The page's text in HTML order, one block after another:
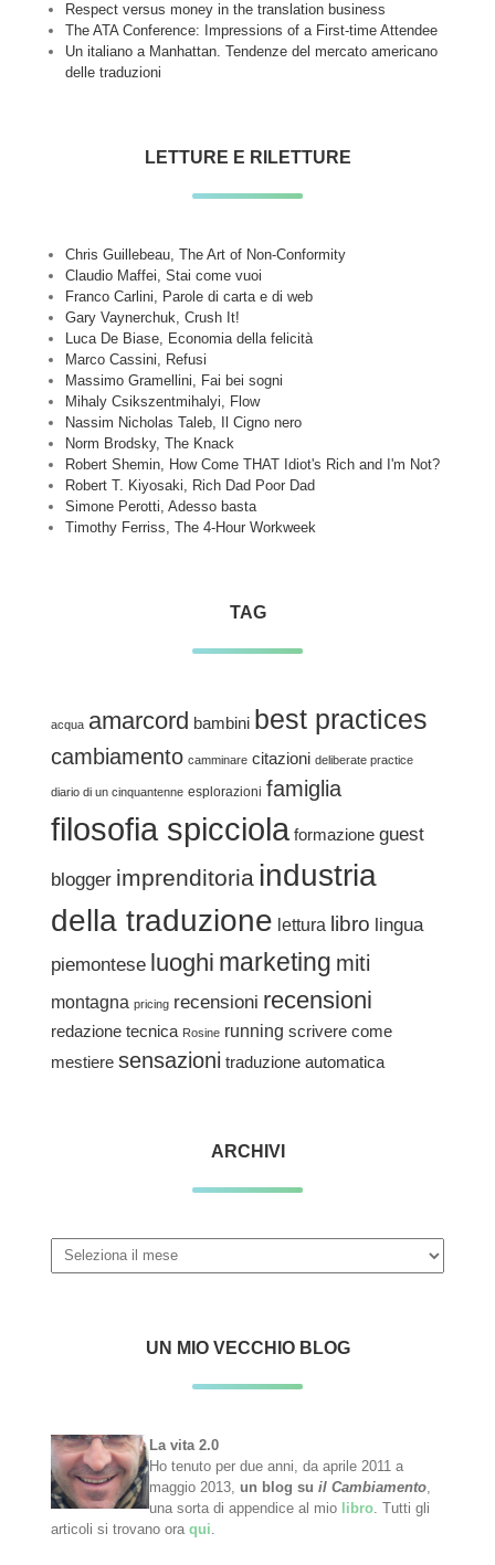
Respect versus money in the translation business
The ATA Conference: Impressions of a First-time Attendee
Un italiano a Manhattan. Tendenze del mercato americano
delle traduzioni
LETTURE E RILETTURE
Chris Guillebeau, The Art of Non-Conformity
Claudio Maffei, Stai come vuoi
Franco Carlini, Parole di carta e di web
Gary Vaynerchuk, Crush It!
Luca De Biase, Economia della felicità
Marco Cassini, Refusi
Massimo Gramellini, Fai bei sogni
Mihaly Csikszentmihalyi, Flow
Nassim Nicholas Taleb, Il Cigno nero
Norm Brodsky, The Knack
Robert Shemin, How Come THAT Idiot's Rich and I'm Not?
Robert T. Kiyosaki, Rich Dad Poor Dad
Simone Perotti, Adesso basta
Timothy Ferriss, The 4-Hour Workweek
TAG
acqua amarcord bambini best practices
cambiamento camminare citazioni deliberate practice
diario di un cinquantenne esplorazioni famiglia
filosofia spicciola formazione guest
blogger imprenditoria industria
della traduzione lettura libro lingua
piemontese luoghi marketing miti
montagna pricing recensioni recensioni
redazione tecnica Rosine running scrivere come
mestiere sensazioni traduzione automatica
ARCHIVI
Archivi
UN MIO VECCHIO BLOG
La vita 2.0
Ho tenuto per due anni, da aprile 2011 a
maggio 2013,un blog suil Cambiamento
una sorta di appendice al mio libro . Tutti gli
articoli si trovano oraqui